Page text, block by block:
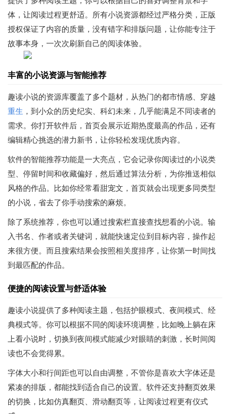
体，让阅读过程更舒适。所有小说资源都经过严格分类，正版
授权保证了内容的质量，没有错字和排版问题，让你能专注于
故事本身，一次次刷新自己的阅读体验。
丰富的小说资源与智能推荐
趣读小说的资源库覆盖了多个题材，从热门的都市情感、穿越
重生 ，到小众的历史纪实、科幻未来，几乎能满足不同读者的
需求。你打开软件后，首页会展示近期热度最高的作品，还有
编辑精心挑选的潜力新书，让你轻松发现优质内容。
软件的智能推荐功能是一大亮点，它会记录你阅读过的小说类
型、停留时间和收藏偏好，然后通过算法分析，为你推送相似
风格的作品。比如你经常看甜宠文，首页就会出现更多同类型
的小说，省去了你手动搜索的麻烦。
除了系统推荐，你也可以通过搜索栏直接查找想看的小说。输
入书名、作者或者关键词，就能快速定位到目标内容，操作起
来很方便。而且搜索结果会按照相关度排序，让你第一时间找
到最匹配的作品。
便捷的阅读设置与舒适体验
趣读小说提供了多种阅读主题，包括护眼模式、夜间模式、经
典模式等。你可以根据不同的阅读环境调整，比如晚上躺在床
上看小说时，切换到夜间模式能减少对眼睛的刺激，长时间阅
读也不会觉得累。
字体大小和行间距也可以自由调整，不管你是喜欢大字体还是
紧凑的排版，都能找到适合自己的设置。软件还支持翻页效果
的切换，比如仿真翻页、滑动翻页等，让阅读过程更有仪式